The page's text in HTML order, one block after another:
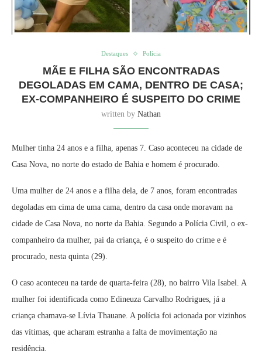
Destaques Polícia
MÃE E FILHA SÃO ENCONTRADAS
DEGOLADAS EM CAMA, DENTRO DE CASA;
EX-COMPANHEIRO É SUSPEITO DO CRIME
written by Nathan
Mulher tinha 24 anos e a filha, apenas 7. Caso aconteceu na cidade de
Casa Nova, no norte do estado de Bahia e homem é procurado.
Uma mulher de 24 anos e a filha dela, de 7 anos, foram encontradas
degoladas em cima de uma cama, dentro da casa onde moravam na
cidade de Casa Nova, no norte da Bahia. Segundo a Polícia Civil, o ex-
companheiro da mulher, pai da criança, é o suspeito do crime e é
procurado, nesta quinta (29).
O caso aconteceu na tarde de quarta-feira (28), no bairro Vila Isabel. A
mulher foi identificada como Edineuza Carvalho Rodrigues, já a
criança chamava-se Lívia Thauane. A polícia foi acionada por vizinhos
das vítimas, que acharam estranha a falta de movimentação na
residência.